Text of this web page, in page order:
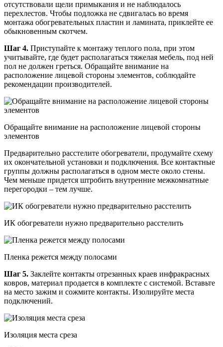
отсутствовали щели примыкания и не наблюдалось
перехлестов. Чтобы подложка не сдвигалась во время
монтажа обогревательных пластин и ламината, приклейте ее
обыкновенным скотчем.
Шаг 4. Приступайте к монтажу теплого пола, при этом
учитывайте, где будет располагаться тяжелая мебель, под ней
пол не должен греться. Обращайте внимание на
расположение лицевой стороны элементов, соблюдайте
рекомендации производителей.
Обращайте внимание на расположение лицевой стороны
элементов
Предварительно расстелите обогреватели, продумайте схему
их окончательной установки и подключения. Все контактные
группы должны располагаться в одном месте около стены.
Чем меньше придется штробить внутренние межкомнатные
перегородки – тем лучше.
ИК обогреватели нужно предварительно расстелить
Пленка режется между полосами
Шаг 5. Заклейте контакты отрезанных краев инфракрасных
ковров, материал продается в комплекте с системой. Вставьте
на место зажим и сожмите контакты. Изолируйте места
подключений.
Изоляция места среза